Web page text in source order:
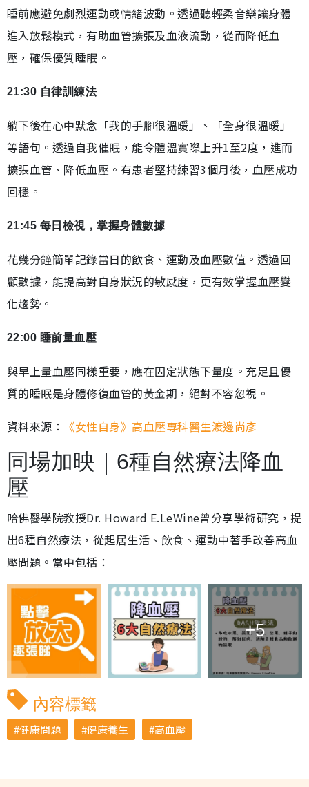
睡前應避免劇烈運動或情緒波動。透過聽輕柔音樂讓身體
進入放鬆模式，有助血管擴張及血液流動，從而降低血
壓，確保優質睡眠。
21:30 自律訓練法
躺下後在心中默念「我的手腳很溫暖」、「全身很溫暖」
等語句。透過自我催眠，能令體溫實際上升1至2度，進而
擴張血管、降低血壓。有患者堅持練習3個月後，血壓成功
回穩。
21:45 每日檢視，掌握身體數據
花幾分鐘簡單記錄當日的飲食、運動及血壓數值。透過回
顧數據，能提高對自身狀況的敏感度，更有效掌握血壓變
化趨勢。
22:00 睡前量血壓
與早上量血壓同樣重要，應在固定狀態下量度。充足且優
質的睡眠是身體修復血管的黃金期，絕對不容忽視。
資料來源： 《女性自身》高血壓專科醫生渡邊尚彥
同場加映｜6種自然療法降血
壓
哈佛醫學院教授Dr. Howard E.LeWine曾分享學術研究，提
出6種自然療法，從起居生活、飲食、運動中著手改善高血
壓問題。當中包括：
+5
內容標籤
健康問題 健康養生 高血壓